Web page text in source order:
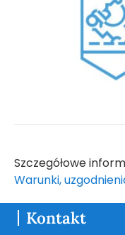
Szczegółowe
Warunki,
Kontakt